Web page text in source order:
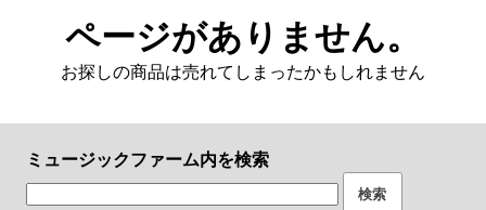
ページがありません。
お探しの商品は売れてしまったかもしれません
ミュージックファーム内を検索